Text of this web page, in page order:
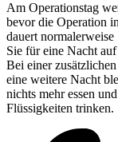
Am Operationstag
bevor die Operation
dauert
Sie für eine Nacht
Bei einer
eine weitere Nacht
nichts mehr essen
Flüssigkeiten trinken.